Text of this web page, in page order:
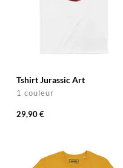
Tshirt Jurassic Art
1 couleur
29,90 €